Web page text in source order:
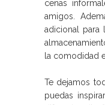
cenas
amigos.
adicional para
la comodidad
Te dejamos
puedas